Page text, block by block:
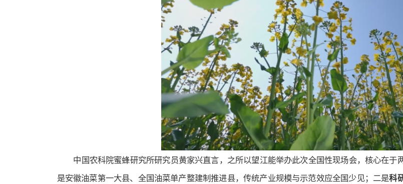
中国农科院蜜蜂研究所研究员黄家兴直言，之所以望江能举办此次全国性现场会，核心在于
是安徽油菜第一大县、全国油菜单产整建制推进县，传统产业规模与示范效应全国少见；二是科